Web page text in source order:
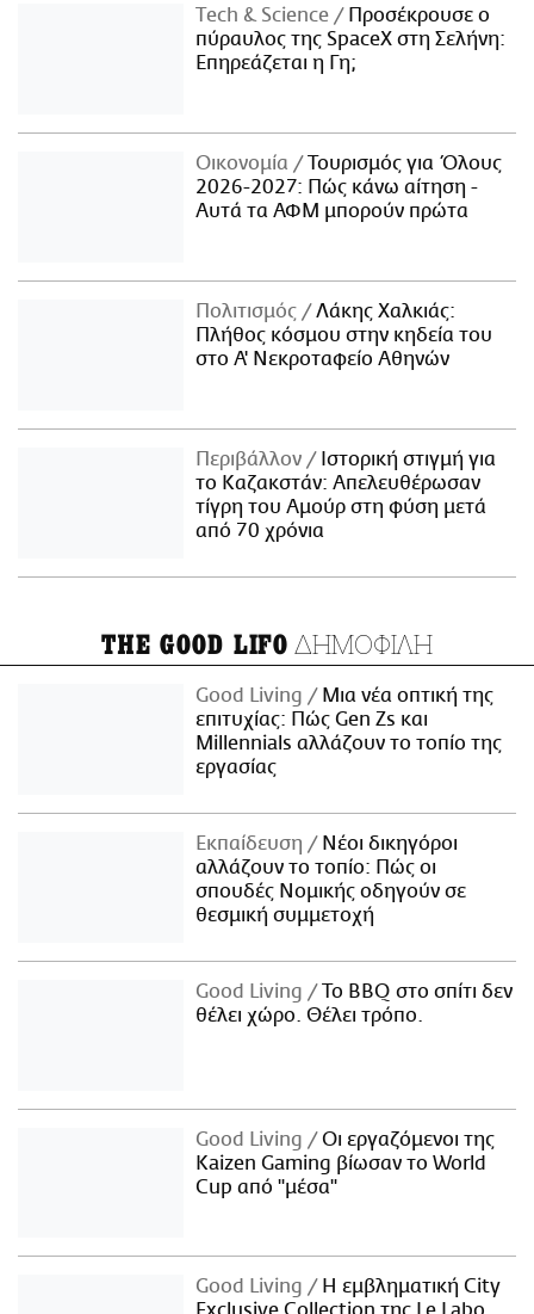
Τech & Science
Προσέκρουσε ο
πύραυλος της SpaceX στη Σελήνη:
Επηρεάζεται η Γη;
Οικονομία
Τουρισμός για Όλους
2026-2027: Πώς κάνω αίτηση -
Αυτά τα ΑΦΜ μπορούν πρώτα
Πολιτισμός
Λάκης Χαλκιάς:
Πλήθος κόσμου στην κηδεία του
στο Α' Νεκροταφείο Αθηνών
Περιβάλλον
Ιστορική στιγμή για
το Καζακστάν: Απελευθέρωσαν
τίγρη του Αμούρ στη φύση μετά
από 70 χρόνια
THE GOOD LIFO ΔΗΜΟΦΙΛΗ
Good Living
Μια νέα οπτική της
επιτυχίας: Πώς Gen Zs και
Millennials αλλάζουν το τοπίο της
εργασίας
Εκπαίδευση
Νέοι δικηγόροι
αλλάζουν το τοπίο: Πώς οι
σπουδές Νομικής οδηγούν σε
θεσμική συμμετοχή
Good Living
Το BBQ στο σπίτι δεν
θέλει χώρο. Θέλει τρόπο.
Good Living
Οι εργαζόμενοι της
Kaizen Gaming βίωσαν το World
Cup από "μέσα"
Good Living
Η εμβληματική City